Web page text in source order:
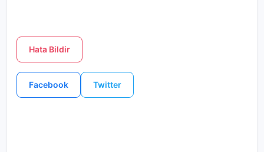
Hata Bildir
Facebook Twitter